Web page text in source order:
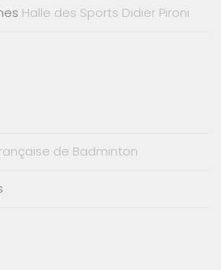
Halle des Sports Didier Pironi
de Badminton